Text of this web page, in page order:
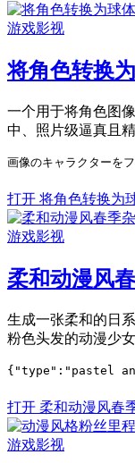
游戏影视
将角色转换
一个用于将角色图
中、照片级逼真且
画像のキャラクター
打开 将角色转换为
游戏影视
柔和动漫风
生成一张柔和的日
粉色头发的动漫少
{"type":"pastel
打开 柔和动漫风春
游戏影视